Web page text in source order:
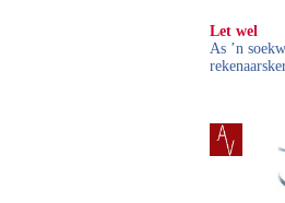
Let wel
As ’n